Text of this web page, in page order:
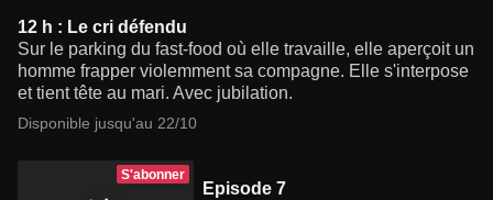
12 h : Le cri défendu
Sur le parking du fast-food où elle travaille, elle aperçoit un
homme frapper violemment sa compagne. Elle s'interpose
et tient tête au mari. Avec jubilation.
Disponible jusqu'au 22/10
S'abonner
Episode 7